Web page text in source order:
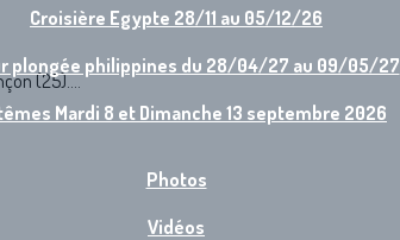
Croisière Egypte 28/11 au 05/12/26
plongée philippines du 28/04/27 au 09/05/27
Mardi 8 et Dimanche 13 septembre 2026
Photos
Vidéos
(25)....